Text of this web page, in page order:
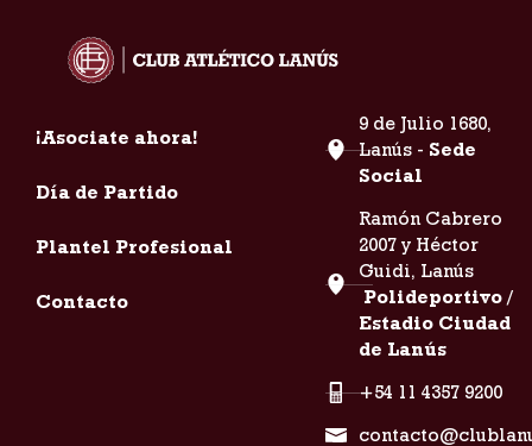
¡Asociate ahora!
Día de Partido
Plantel Profesional
Contacto
9 de Julio 1680,
Lanús - Sede
Social
Ramón Cabrero
2007 y Héctor
Guidi, Lanús
Polideportivo /
Estadio Ciudad
de Lanús
+54 11 4357 9200